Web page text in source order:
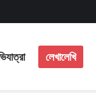
লেখালেখি
পেশাগত অভিযাত্রা